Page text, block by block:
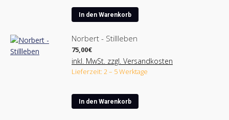
In den Warenkorb
Norbert - Stillleben
75,00€
inkl. MwSt. zzgl. Versandkosten
Lieferzeit: 2 – 5 Werktage
In den Warenkorb